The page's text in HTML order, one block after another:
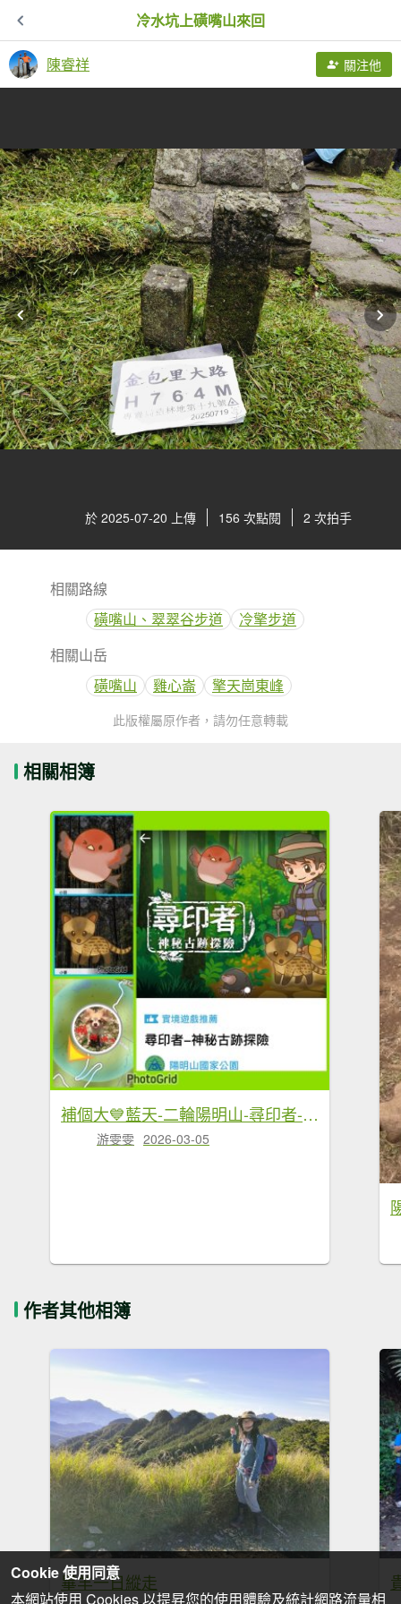
冷水坑上磺嘴山來回
陳睿祥 關注他
於 2025-07-20 上傳 156 次點閱 2 次拍手
相關路線
磺嘴山、翠翠谷步道
冷擎步道
相關山岳
磺嘴山
雞心崙 擎天崗東峰
此版權屬原作者，請勿任意轉載
相關相簿
補個大💙藍天-二輪陽明山-尋印者-神秘古蹟探險12條步道
游雯雯 2026-03-05
作者其他相簿
畢羊一日縱走
Cookie 使用同意
本網站使用 Cookies 以提昇您的使用體驗及統計網路流量相